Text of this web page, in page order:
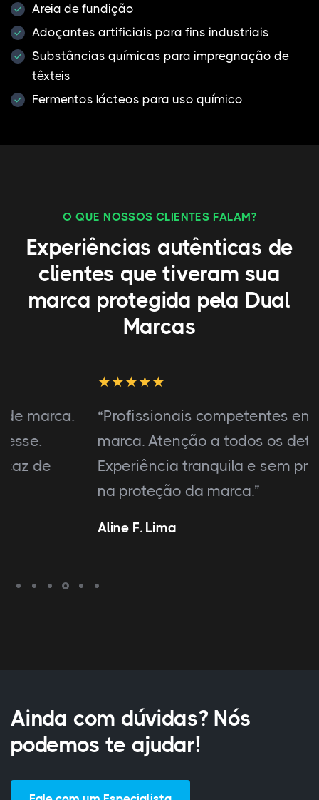
Areia de fundição
Adoçantes artificiais para fins industriais
Substâncias químicas para impregnação de
têxteis
Fermentos lácteos para uso químico
O QUE NOSSOS CLIENTES FALAM?
Experiências autênticas de
clientes que tiveram sua
marca protegida pela Dual
Marcas
“Profissionais competentes em registro de
marca. Atenção a todos os detalhes.
Experiência tranquila e sem preocupações
na proteção da marca.”
Ainda com dúvidas? Nós
podemos te ajudar!